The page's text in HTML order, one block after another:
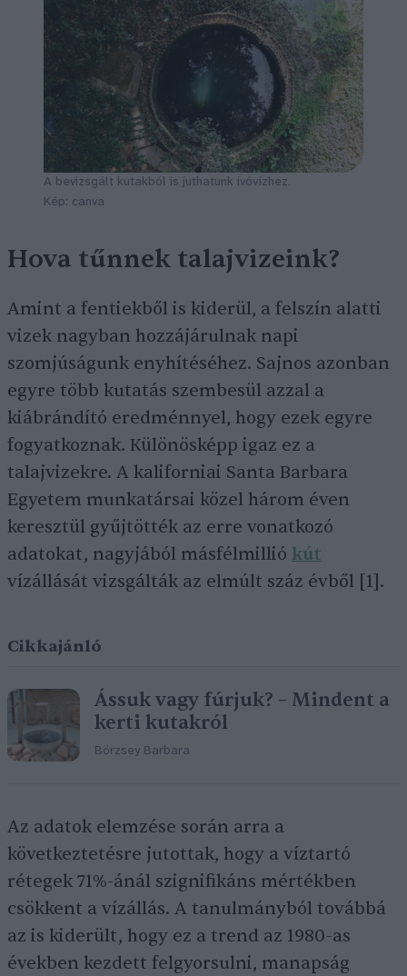
A bevizsgált kutakból is juthatunk ivóvízhez.
Kép: canva
Hova tűnnek talajvizeink?
Amint a fentiekből is kiderül, a felszín alatti
vizek nagyban hozzájárulnak napi
szomjúságunk enyhítéséhez. Sajnos azonban
egyre több kutatás szembesül azzal a
kiábrándító eredménnyel, hogy ezek egyre
fogyatkoznak. Különösképp igaz ez a
talajvizekre. A kaliforniai Santa Barbara
Egyetem munkatársai közel három éven
keresztül gyűjtötték az erre vonatkozó
adatokat, nagyjából másfélmillió kút
vízállását vizsgálták az elmúlt száz évből [1].
Cikkajánló
Ássuk vagy fúrjuk? – Mindent a
kerti kutakról
Börzsey Barbara
Az adatok elemzése során arra a
következtetésre jutottak, hogy a víztartó
rétegek 71%-ánál szignifikáns mértékben
csökkent a vízállás. A tanulmányból továbbá
az is kiderült, hogy ez a trend az 1980-as
években kezdett felgyorsulni, manapság